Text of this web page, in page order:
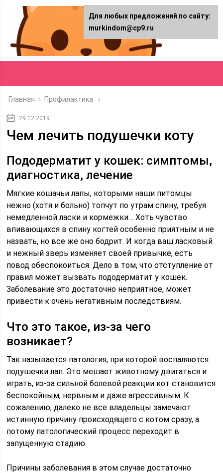
Главная › Профилактика
29.12.2019
Чем лечить подушечки коту
Пододерматит у кошек: симптомы,
диагностика, лечение
Мягкие кошачьи лапы, которыми наши питомцы
нежно (хотя и больно) топчут по утрам спину, требуя
немедленной ласки и кормежки… Хоть чувство
впивающихся в спину когтей особенно приятным и не
назвать, но все же оно бодрит. И когда ваш ласковый
и нежный зверь изменяет своей привычке, есть
повод обеспокоиться. Дело в том, что отступление от
правил может вызвать пододерматит у кошек.
Заболевание это достаточно неприятное, может
привести к очень негативным последствиям.
Что это такое, из-за чего
возникает?
Так называется патология, при которой воспаляются
подушечки лап. Это мешает животному двигаться и
играть, из-за сильной болевой реакции кот становится
беспокойным, нервным и даже агрессивным. К
сожалению, далеко не все владельцы замечают
истинную причину происходящего с котом сразу, а
потому патологический процесс переходит в
запущенную стадию.
Причины заболевания в этом случае достаточно
Для любых предложений по сайту:
murkindom@cp9.ru